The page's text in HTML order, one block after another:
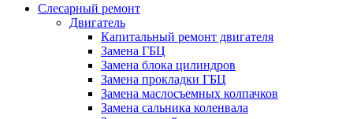
Слесарный ремонт
Двигатель
Капитальный ремонт двигателя
Замена ГБЦ
Замена блока цилиндров
Замена прокладки ГБЦ
Замена маслосъемных колпачков
Замена сальника коленвала